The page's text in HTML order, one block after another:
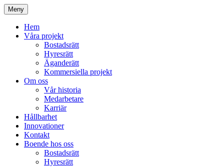
Meny
Hem
Våra projekt
Bostadsrätt
Hyresrätt
Äganderätt
Kommersiella projekt
Om oss
Vår historia
Medarbetare
Karriär
Hållbarhet
Innovationer
Kontakt
Boende hos oss
Bostadsrätt
Hyresrätt